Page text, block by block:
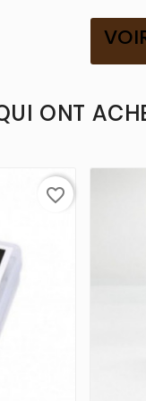
ONT
favorite_border